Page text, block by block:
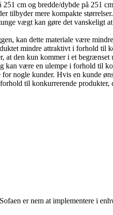
cm og bredde/dybde på
tilbyder mere kompakte størrelser.
vægt kan gøre det
kan dette materiale være
mindre attraktivt i forhold til
at den kun kommer i et
kan være en ulempe i forhold til
nogle kunder. Hvis en kunde
til konkurrerende
er nem at implementere i